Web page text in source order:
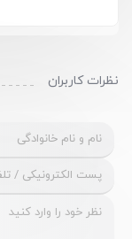
نظرات کاربران